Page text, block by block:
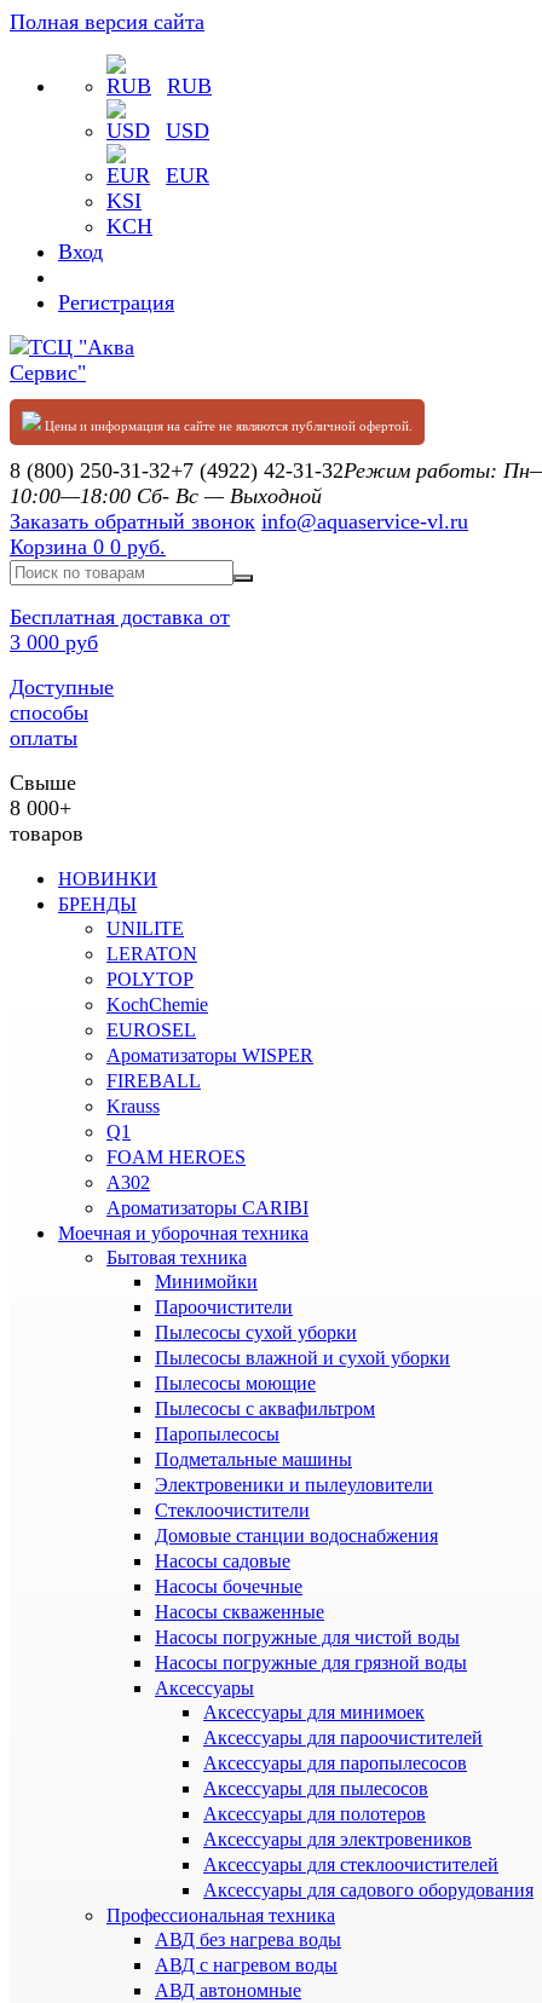
Полная версия сайта
RUB
USD
EUR
KSI
KCH
Вход
Регистрация
Цены и информация на сайте не являются публичной офертой.
8 (800) 250-31-32+7 (4922) 42-31-32Режим работы:
10:00—18:00 Сб- Вс — Выходной
Заказать обратный звонок info@aquaservice-vl.ru
Корзина 0 0 руб.
Бесплатная доставка от
3 000 руб
Доступные
способы
оплаты
Свыше
8 000+
товаров
НОВИНКИ
БРЕНДЫ
UNILITE
LERATON
POLYTOP
KochChemie
EUROSEL
Ароматизаторы WISPER
FIREBALL
Krauss
Q1
FOAM HEROES
A302
Ароматизаторы CARIBI
Моечная и уборочная техника
Бытовая техника
Минимойки
Пароочистители
Пылесосы сухой уборки
Пылесосы влажной и сухой уборки
Пылесосы моющие
Пылесосы с аквафильтром
Паропылесосы
Подметальные машины
Электровеники и пылеуловители
Стеклоочистители
Домовые станции водоснабжения
Насосы садовые
Насосы бочечные
Насосы скваженные
Насосы погружные для чистой воды
Насосы погружные для грязной воды
Аксессуары
Аксессуары для минимоек
Аксессуары для пароочистителей
Аксессуары для паропылесосов
Аксессуары для пылесосов
Аксессуары для полотеров
Аксессуары для электровеников
Аксессуары для стеклоочистителей
Аксессуары для садового оборудования
Профессиональная техника
АВД без нагрева воды
АВД с нагревом воды
АВД автономные